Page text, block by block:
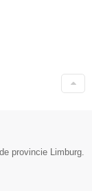
provincie Limburg.